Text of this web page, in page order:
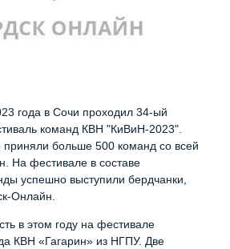
года в Сочи проходил 34-ый
команд КВН "КиВиН-2023".
приняли больше 500 команд со всей
На фестивале в составе
успешно выступили бердчанки,
Онлайн.
в этом году на фестивале
КВН «Гагарин» из НГПУ. Две